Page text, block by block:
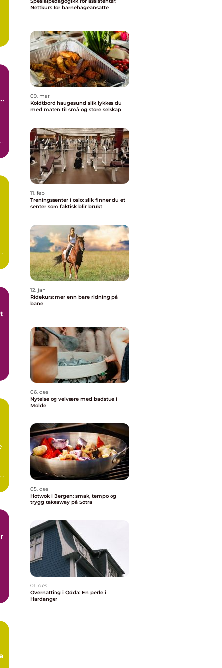
Nettkurs for barnehageansatte
09. mar
Koldtbord haugesund slik lykkes du
med maten til små og store selskap
11. feb
Treningssenter i oslo: slik finner du et
senter som faktisk blir brukt
12. jan
Ridekurs: mer enn bare ridning på
bane
06. des
Nytelse og velvære med badstue i
Molde
05. des
Hotwok i Bergen: smak, tempo og
trygg takeaway på Sotra
01. des
Overnatting i Odda: En perle i
Hardanger